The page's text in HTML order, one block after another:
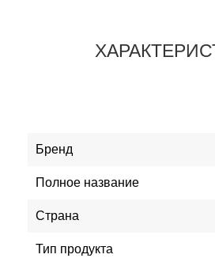
Бренд
Полное название
Страна
Тип продукта